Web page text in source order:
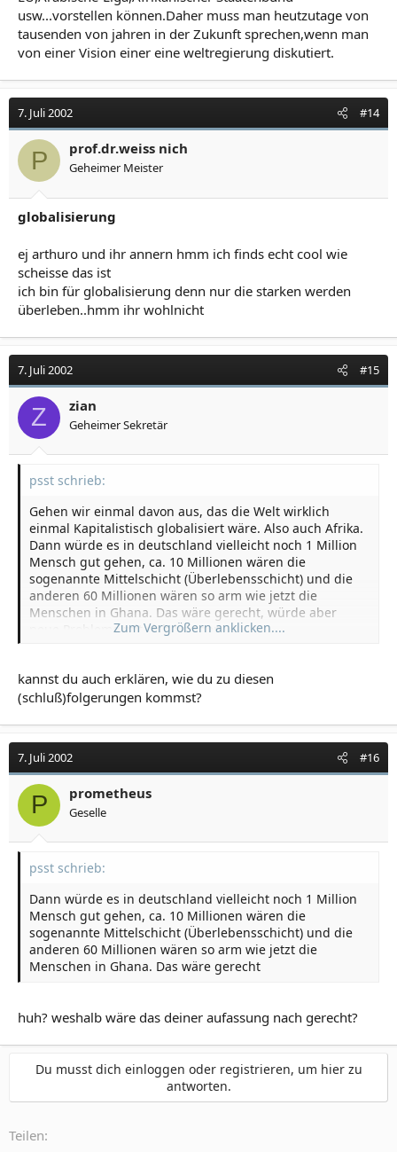
usw...vorstellen können.Daher muss man heutzutage von
tausenden von jahren in der Zukunft sprechen,wenn man
von einer Vision einer eine weltregierung diskutiert.
7. Juli 2002 #14
P prof.dr.weiss nich
Geheimer Meister
globalisierung
ej arthuro und ihr annern hmm ich finds echt cool wie
scheisse das ist
ich bin für globalisierung denn nur die starken werden
überleben..hmm ihr wohlnicht
7. Juli 2002 #15
Z zian
Geheimer Sekretär
psst schrieb:
Gehen wir einmal davon aus, das die Welt wirklich
einmal Kapitalistisch globalisiert wäre. Also auch Afrika.
Dann würde es in deutschland vielleicht noch 1 Million
Mensch gut gehen, ca. 10 Millionen wären die
sogenannte Mittelschicht (Überlebensschicht) und die
anderen 60 Millionen wären so arm wie jetzt die
Menschen in Ghana. Das wäre gerecht, würde aber
neue Probleme mit sich bringen.
neuen Art von Gesellschaftsform mitbringt möglich.
Zum Vergrößern anklicken....
kannst du auch erklären, wie du zu diesen
(schluß)folgerungen kommst?
7. Juli 2002 #16
P prometheus
Geselle
psst schrieb:
Dann würde es in deutschland vielleicht noch 1 Million
Mensch gut gehen, ca. 10 Millionen wären die
sogenannte Mittelschicht (Überlebensschicht) und die
anderen 60 Millionen wären so arm wie jetzt die
Menschen in Ghana. Das wäre gerecht
huh? weshalb wäre das deiner aufassung nach gerecht?
Du musst dich einloggen oder registrieren, um hier zu
antworten.
Teilen: